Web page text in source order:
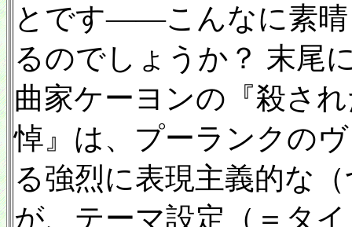
とです——こんなに素晴
るのでしょうか？ 末尾
曲家ケーヨンの『殺さ
悼』は、プーランクの
る強烈に表現主義的な
が、テーマ設定（＝タ